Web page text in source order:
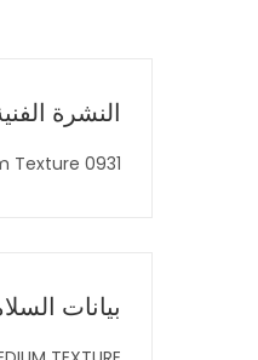
النشرة
0931 Sigma Medium Texture
بيانات